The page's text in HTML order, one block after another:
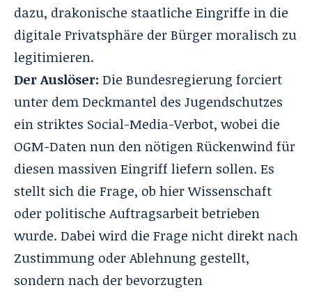
dazu, drakonische staatliche Eingriffe in die
digitale Privatsphäre der Bürger moralisch zu
legitimieren.
Der Auslöser: Die Bundesregierung forciert
unter dem Deckmantel des Jugendschutzes
ein striktes Social-Media-Verbot, wobei die
OGM-Daten nun den nötigen Rückenwind für
diesen massiven Eingriff liefern sollen. Es
stellt sich die Frage, ob hier Wissenschaft
oder politische Auftragsarbeit betrieben
wurde. Dabei wird die Frage nicht direkt nach
Zustimmung oder Ablehnung gestellt,
sondern nach der bevorzugten